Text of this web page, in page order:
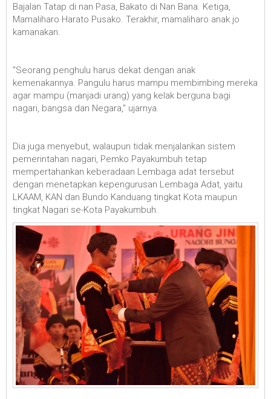
Bajalan Tatap di nan Pasa, Bakato di Nan Bana. Ketiga,
Mamaliharo Harato Pusako. Terakhir, mamaliharo anak jo
kamanakan.
"Seorang penghulu harus dekat dengan anak
kemenakannya. Pangulu harus mampu membimbing mereka
agar mampu (manjadi urang) yang kelak berguna bagi
nagari, bangsa dan Negara," ujarnya.
Dia juga menyebut, walaupun tidak menjalankan sistem
pemerintahan nagari, Pemko Payakumbuh tetap
mempertahankan keberadaan Lembaga adat tersebut
dengan menetapkan kepengurusan Lembaga Adat, yaitu
LKAAM, KAN dan Bundo Kanduang tingkat Kota maupun
tingkat Nagari se-Kota Payakumbuh.